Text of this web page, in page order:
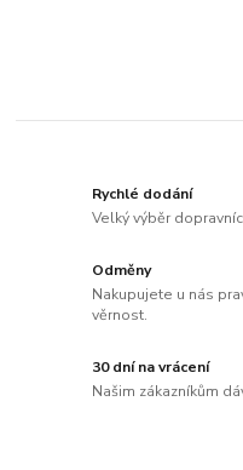
Rychlé dodání
Velký výběr
Odměny
Nakupujete u nás
věrnost.
30 dní na vrácení
Našim zákazníkům